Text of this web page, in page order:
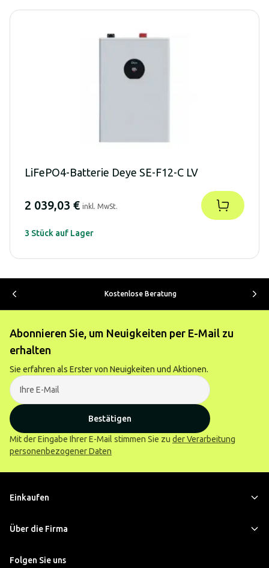
LiFePO4-Batterie Deye SE-F12-C LV
2 039,03 € inkl. MwSt.
3 Stück auf Lager
Kostenlose Beratung
Abonnieren Sie, um Neuigkeiten per E-Mail zu
erhalten
Sie erfahren als Erster von Neuigkeiten und Aktionen.
Bestätigen
Mit der Eingabe Ihrer E-Mail stimmen Sie zu der Verarbeitung
personenbezogener Daten
Einkaufen
Über die Firma
Folgen Sie uns